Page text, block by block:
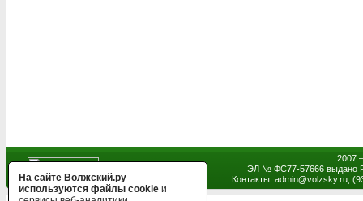
2007
ЭЛ № ФС77-57666 выдано
Контакты: admin@volzsky.ru,
На сайте Волжский.ру
используются файлы cookie и